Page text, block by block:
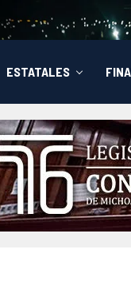
ESTATALES